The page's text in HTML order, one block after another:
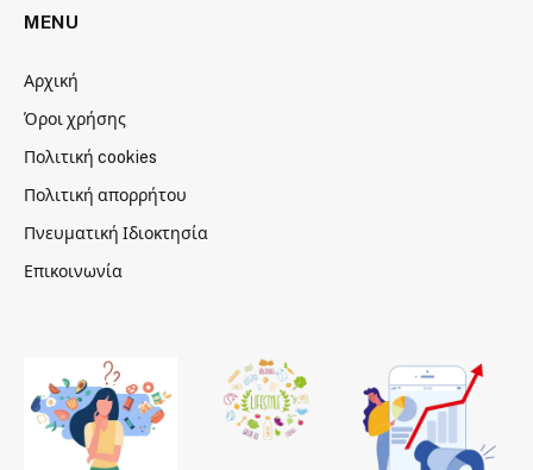
MENU
Αρχική
Όροι χρήσης
Πολιτική cookies
Πολιτική απορρήτου
Πνευματική Ιδιοκτησία
Επικοινωνία